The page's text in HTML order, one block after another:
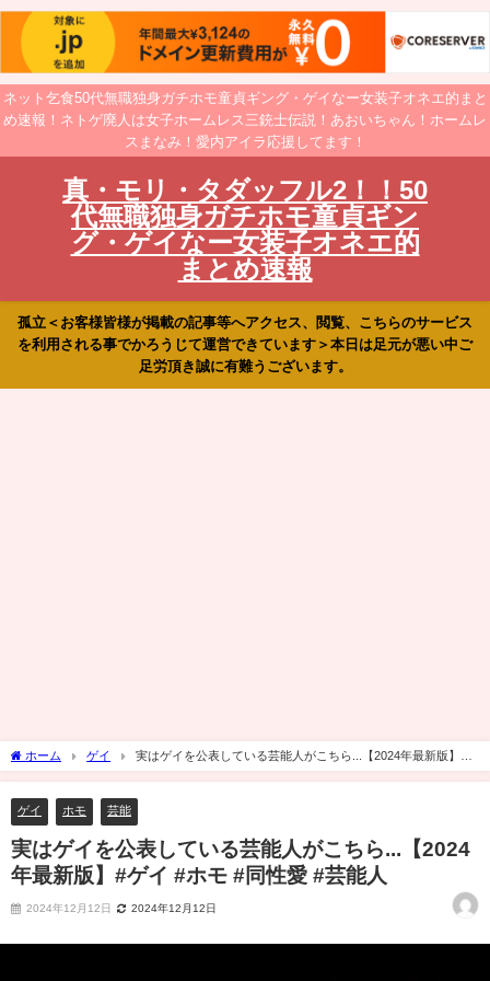
ネット乞食50代無職独身ガチホモ童貞ギング・ゲイなー女装子オネエ的まと
め速報！ネトゲ廃人は女子ホームレス三銃士伝説！あおいちゃん！ホームレ
スまなみ！愛内アイラ応援してます！
真・モリ・タダッフル2！！50
代無職独身ガチホモ童貞ギン
グ・ゲイなー女装子オネエ的
まとめ速報
孤立＜お客様皆様が掲載の記事等へアクセス、閲覧、こちらのサービス
を利用される事でかろうじて運営できています＞本日は足元が悪い中ご
足労頂き誠に有難うございます。
ホーム ゲイ
実はゲイを公表している芸能人がこちら...【2024年最新版】#
ゲイ #ホモ #同性愛 #芸能人
ゲイ ホモ 芸能
実はゲイを公表している芸能人がこちら...【2024
年最新版】#ゲイ #ホモ #同性愛 #芸能人
2024年12月12日 2024年12月12日